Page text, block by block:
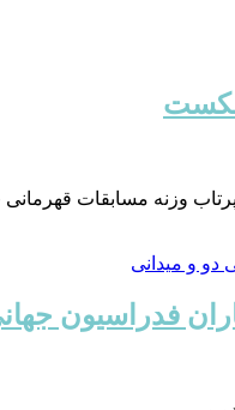
شکست
وزنه مسابقات قهرمانی